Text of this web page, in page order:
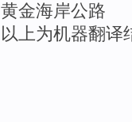
黄金海岸公路
以上为机器翻